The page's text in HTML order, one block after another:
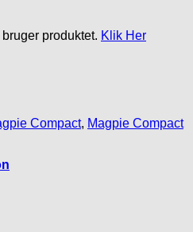
produktet. Klik Her
Compact, Magpie Compact